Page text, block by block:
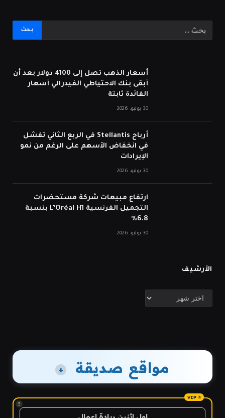
أسعار الذهب تصل إلى 4100 دولار بعد أن
أبقى بنك الاحتياطي الفيدرالي أسعار
الفائدة ثابتة
30 يوليو، 2026
أرباح Stellantis في الربع الثاني تفشل
في انخفاض الأسهم على الرغم من نمو
الإيرادات
30 يوليو، 2026
ارتفاع مبيعات شركة مستحضرات
التجميل الفرنسية L’Oréal H1 بنسبة
6.8%
30 يوليو، 2026
الأرشيف
الأرشيف
مواقع صديقة +
!